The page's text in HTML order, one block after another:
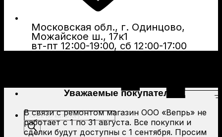
Московская обл., г. Одинцово,
Можайское ш., 17к1
вт-пт 12:00-19:00, сб 12:00-17:00
Поиск
товаров
Уважаемые покупатели!
В связи с ремонтом магазин ООО «Вепрь» не
работает с 1 по 31 августа. Все покупки и
сделки будут доступны с 1 сентября. Просим